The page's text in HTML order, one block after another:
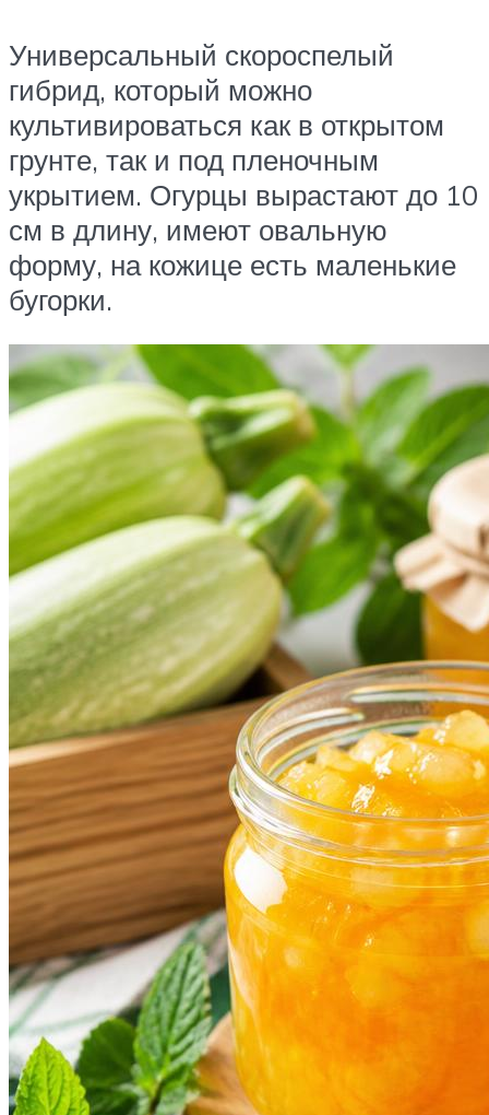
Универсальный скороспелый
гибрид, который можно
культивироваться как в открытом
грунте, так и под пленочным
укрытием. Огурцы вырастают до 10
см в длину, имеют овальную
форму, на кожице есть маленькие
бугорки.